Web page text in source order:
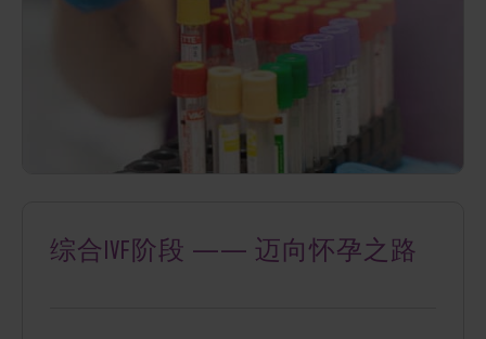
综合IVF阶段 —— 迈向怀孕之路